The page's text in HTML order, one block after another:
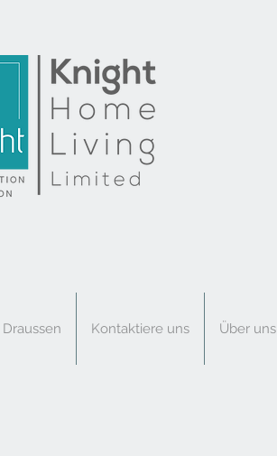
Draussen Kontaktiere uns Über uns